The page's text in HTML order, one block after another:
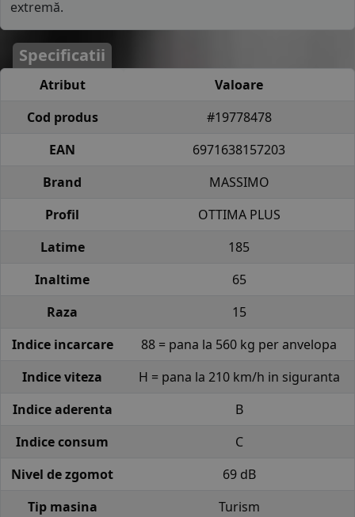
extremă.
Specificatii
Atribut
Valoare
Cod produs
#19778478
EAN
6971638157203
Brand
MASSIMO
Profil
OTTIMA PLUS
Latime
185
Inaltime
65
Raza
15
Indice incarcare
88 = pana la 560 kg per anvelopa
Indice viteza
H = pana la 210 km/h in siguranta
Indice aderenta
B
Indice consum
C
Nivel de zgomot
69 dB
Tip masina
Turism